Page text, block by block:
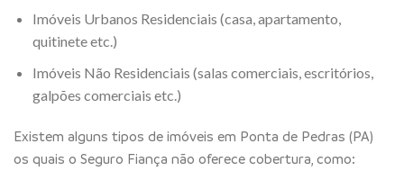
Imóveis Urbanos Residenciais (casa, apartamento,
quitinete etc.)
Imóveis Não Residenciais (salas comerciais, escritórios,
galpões comerciais etc.)
Existem alguns tipos de imóveis em Ponta de Pedras (PA)
os quais o Seguro Fiança não oferece cobertura, como: